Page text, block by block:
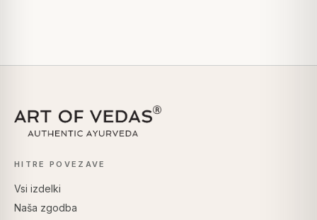
HITRE POVEZAVE
Vsi izdelki
Naša zgodba